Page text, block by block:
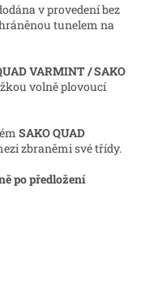
v provedení bez
tunelem na
VARMINT / SAKO
volně plovoucí
SAKO QUAD
zbraněmi své třídy.
po předložení